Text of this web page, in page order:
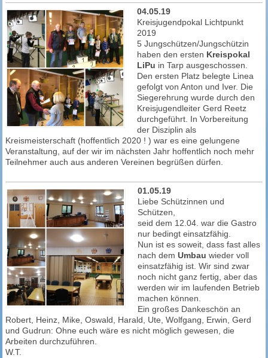
04.05.19
Kreisjugendpokal Lichtpunkt
2019
5 Jungschützen/Jungschützin
haben den ersten Kreispokal
LiPu in Tarp ausgeschossen.
Den ersten Platz belegte Linea
gefolgt von Anton und Iver. Die
Siegerehrung wurde durch den
Kreisjugendleiter Gerd Reetz
durchgeführt. In Vorbereitung
der Disziplin als
Kreismeisterschaft (hoffentlich 2020 ! ) war es eine gelungene
Veranstaltung, auf der wir im nächsten Jahr hoffentlich noch mehr
Teilnehmer auch aus anderen Vereinen begrüßen dürfen.
01.05.19
Liebe Schützinnen und
Schützen,
seid dem 12.04. war die Gastro
nur bedingt einsatzfähig.
Nun ist es soweit, dass fast alles
nach dem Umbau wieder voll
einsatzfähig ist. Wir sind zwar
noch nicht ganz fertig, aber das
werden wir im laufenden Betrieb
machen können.
Ein großes Dankeschön an
Robert, Heinz, Mike, Oswald, Harald, Ute, Wolfgang, Erwin, Gerd
und Gudrun: Ohne euch wäre es nicht möglich gewesen, die
Arbeiten durchzuführen.
W.T.